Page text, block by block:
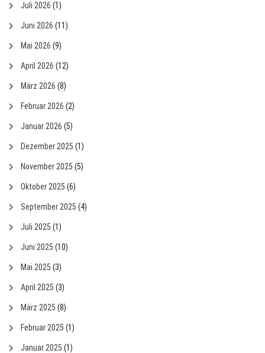
Juli 2026 (1)
Juni 2026 (11)
Mai 2026 (9)
April 2026 (12)
März 2026 (8)
Februar 2026 (2)
Januar 2026 (5)
Dezember 2025 (1)
November 2025 (5)
Oktober 2025 (6)
September 2025 (4)
Juli 2025 (1)
Juni 2025 (10)
Mai 2025 (3)
April 2025 (3)
März 2025 (8)
Februar 2025 (1)
Januar 2025 (1)